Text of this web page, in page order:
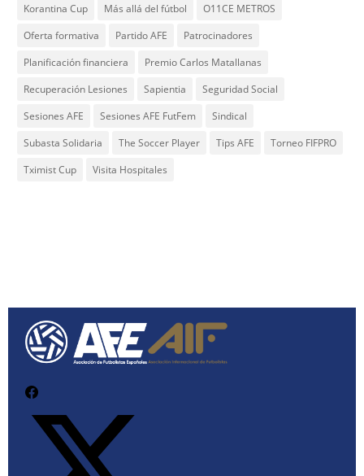
Korantina Cup
Más allá del fútbol
O11CE METROS
Oferta formativa
Partido AFE
Patrocinadores
Planificación financiera
Premio Carlos Matallanas
Recuperación Lesiones
Sapientia
Seguridad Social
Sesiones AFE
Sesiones AFE FutFem
Sindical
Subasta Solidaria
The Soccer Player Tips AFE
Torneo FIFPRO
Tximist Cup
Visita Hospitales